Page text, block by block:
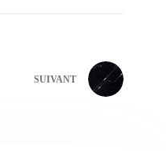
SUIVANT